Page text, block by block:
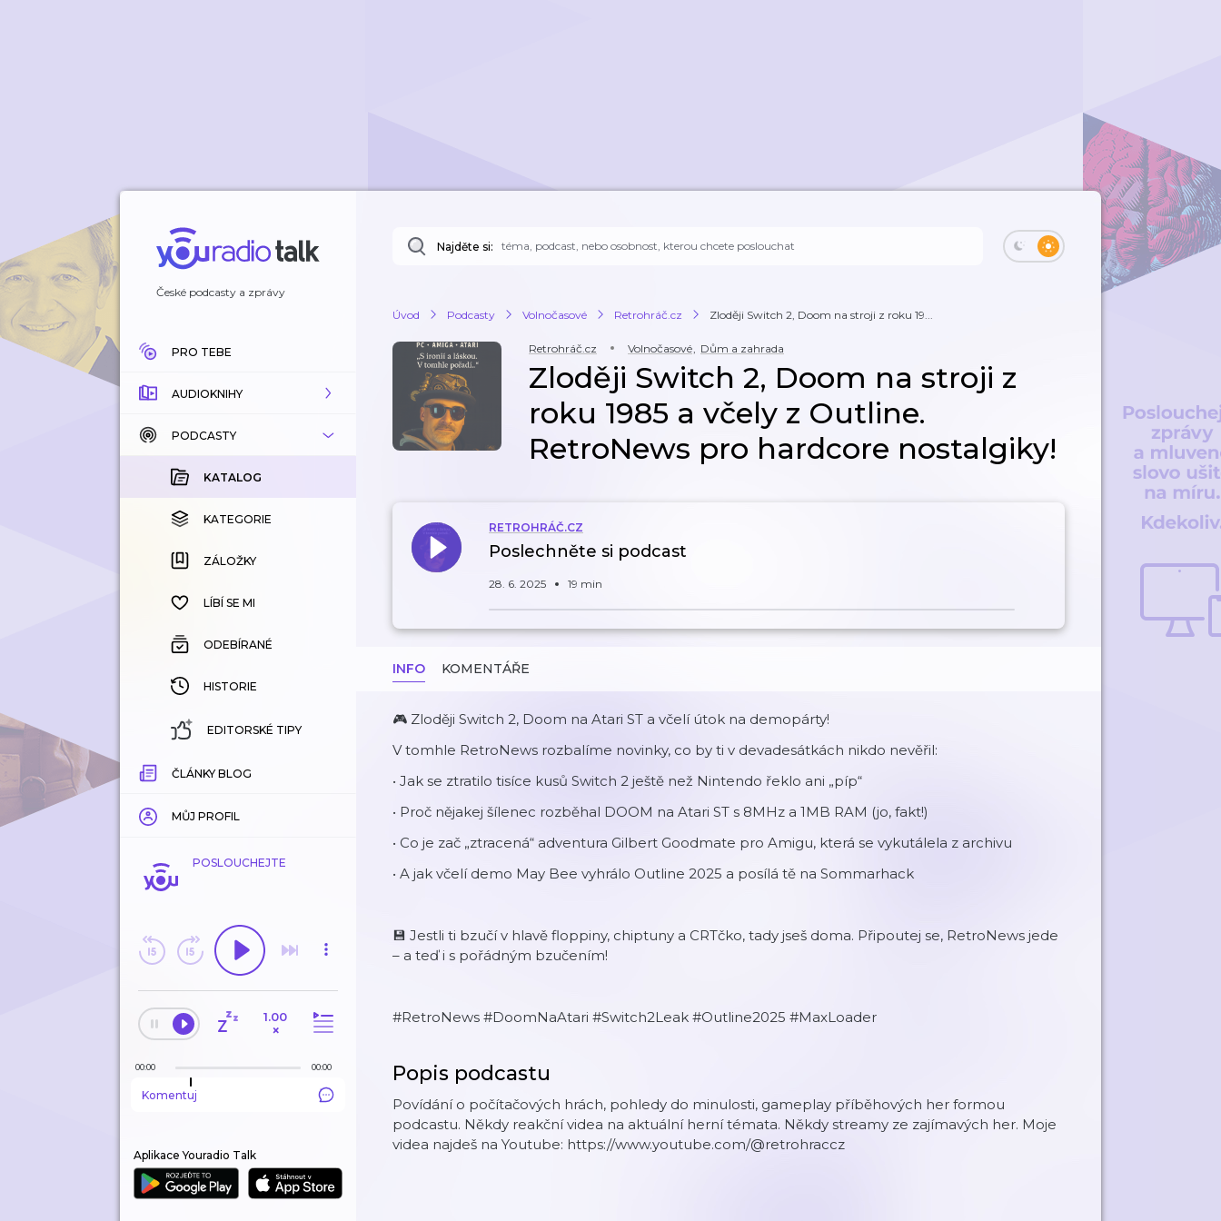
České podcasty a zprávy
PRO TEBE
AUDIOKNIHY
KATALOG
KOUPENÉ
KATEGORIE
ZÁLOŽKY
HISTORIE
PODCASTY
KATALOG
KATEGORIE
ZÁLOŽKY
LÍBÍ SE MI
ODEBÍRANÉ
HISTORIE
EDITORSKÉ TIPY
ČLÁNKY BLOG
MŮJ PROFIL
POSLOUCHEJTE
1.00
×
00:00 00:00
Komentuj
Aplikace Youradio Talk
Najděte si:
Úvod Podcasty Volnočasové Retrohráč.cz Zloději Switch 2, Doom na stroji z roku 19...
Retrohráč.cz Volnočasové, Dům a zahrada
Zloději Switch 2, Doom na stroji z
roku 1985 a včely z Outline.
RetroNews pro hardcore nostalgiky!
RETROHRÁČ.CZ
Poslechněte si podcast
28. 6. 2025 19 min
INFO KOMENTÁŘE
🎮 Zloději Switch 2, Doom na Atari ST a včelí útok na demopárty!
V tomhle RetroNews rozbalíme novinky, co by ti v devadesátkách nikdo nevěřil:
• Jak se ztratilo tisíce kusů Switch 2 ještě než Nintendo řeklo ani „píp“
• Proč nějakej šílenec rozběhal DOOM na Atari ST s 8MHz a 1MB RAM (jo, fakt!)
• Co je zač „ztracená“ adventura Gilbert Goodmate pro Amigu, která se vykutálela z archivu
• A jak včelí demo May Bee vyhrálo Outline 2025 a posílá tě na Sommarhack
💾 Jestli ti bzučí v hlavě floppiny, chiptuny a CRTčko, tady jseš doma. Připoutej se, RetroNews jede
– a teď i s pořádným bzučením!
#RetroNews #DoomNaAtari #Switch2Leak #Outline2025 #MaxLoader
Popis podcastu
Povídání o počítačových hrách, pohledy do minulosti, gameplay příběhových her formou
podcastu. Někdy reakční videa na aktuální herní témata. Někdy streamy ze zajímavých her. Moje
videa najdeš na Youtube: https://www.youtube.com/@retrohraccz